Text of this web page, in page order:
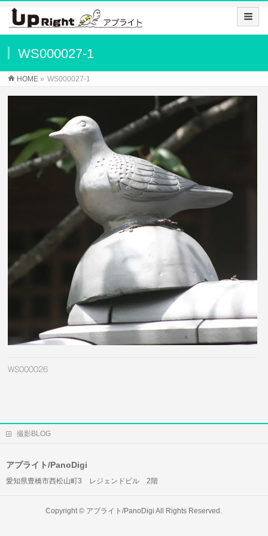
WS000027-1
HOME » WS000027-1
WS000026
撮影BLOG
アプライト/PanoDigi
愛知県豊橋市西松山町3 レジェンドビル 2階
Copyright © アプライト/PanoDigi All Rights Reserved.